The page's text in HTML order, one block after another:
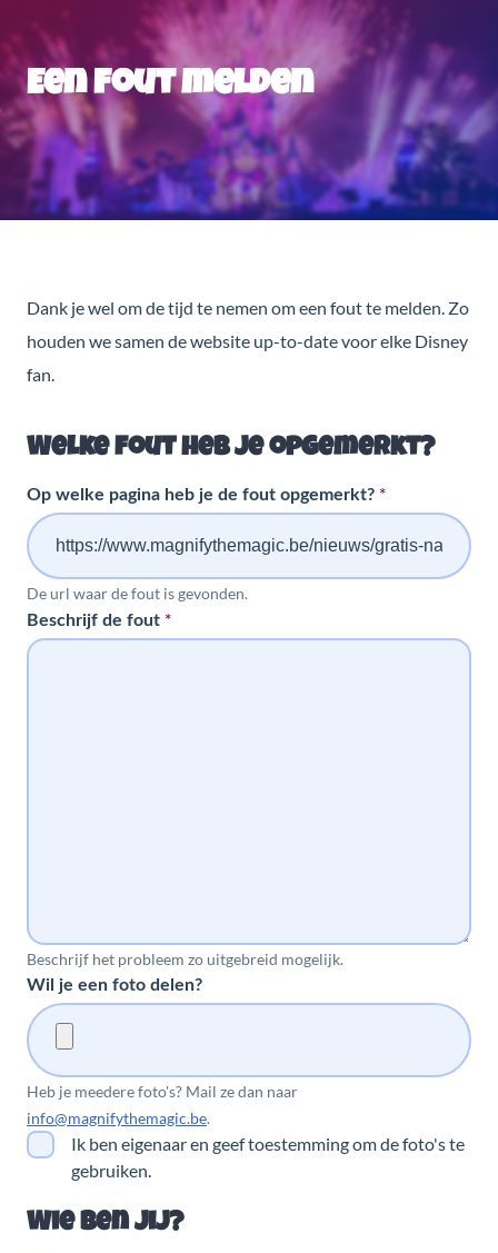
Een fout melden
Dank je wel om de tijd te nemen om een fout te melden. Zo
houden we samen de website up-to-date voor elke Disney
fan.
Welke fout heb je opgemerkt?
Op welke pagina heb je de fout opgemerkt? *
De url waar de fout is gevonden.
Beschrijf de fout *
Beschrijf het probleem zo uitgebreid mogelijk.
Wil je een foto delen?
Heb je meedere foto's? Mail ze dan naar
info@magnifythemagic.be.
Ik ben eigenaar en geef toestemming om de foto's te
gebruiken.
Wie ben jij?